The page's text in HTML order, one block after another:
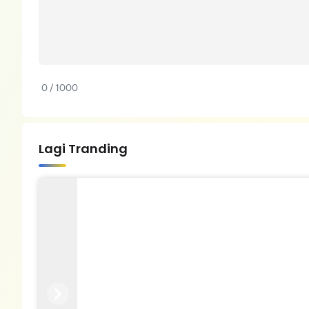
0 / 1000
Lagi Tranding